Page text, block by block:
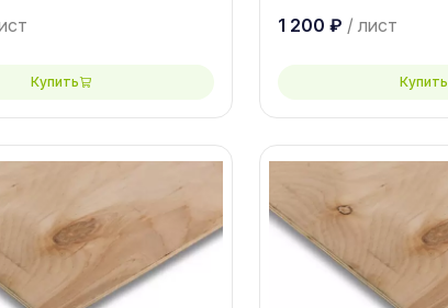
Купить
1 200 ₽ / лист
Купить